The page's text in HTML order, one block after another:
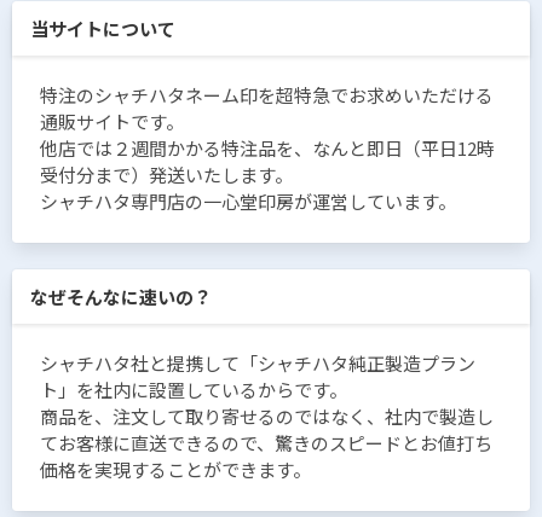
当サイトについて
特注のシャチハタネーム印を超特急でお求めいただける
通販サイトです。
他店では２週間かかる特注品を、なんと即日（平日12時
受付分まで）発送いたします。
シャチハタ専門店の一心堂印房が運営しています。
なぜそんなに速いの？
シャチハタ社と提携して「シャチハタ純正製造プラン
ト」を社内に設置しているからです。
商品を、注文して取り寄せるのではなく、社内で製造し
てお客様に直送できるので、驚きのスピードとお値打ち
価格を実現することができます。